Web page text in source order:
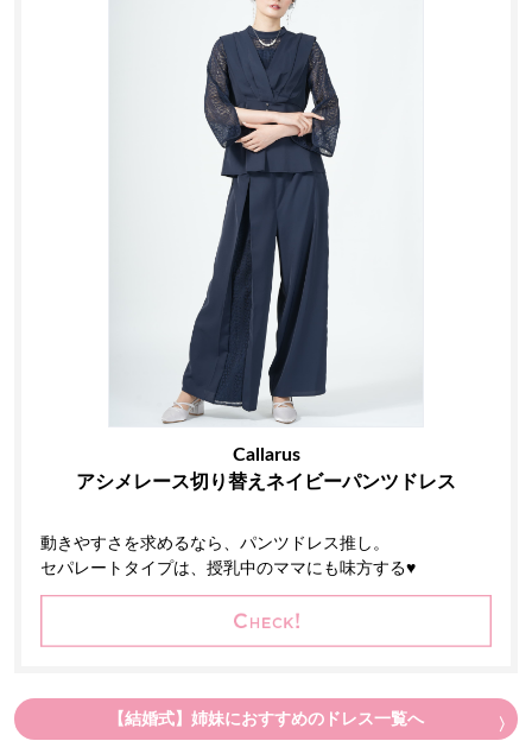
Callarus
アシメレース切り替えネイビーパンツドレス
動きやすさを求めるなら、パンツドレス推し。
セパレートタイプは、授乳中のママにも味方する♥
【結婚式】姉妹におすすめのドレス一覧へ